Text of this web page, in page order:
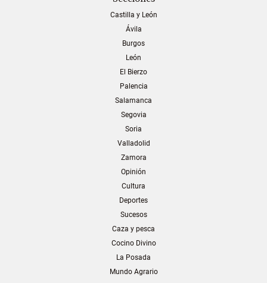
Castilla y León
Ávila
Burgos
León
El Bierzo
Palencia
Salamanca
Segovia
Soria
Valladolid
Zamora
Opinión
Cultura
Deportes
Sucesos
Caza y pesca
Cocino Divino
La Posada
Mundo Agrario